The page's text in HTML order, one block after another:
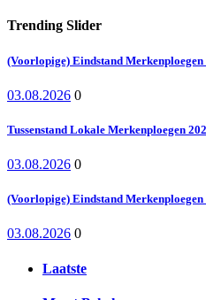
Trending Slider
(Voorlopige) Eindstand
03.08.2026 0
Tussenstand Lokale Merkenploegen
03.08.2026 0
(Voorlopige) Eindstand
03.08.2026 0
Laatste